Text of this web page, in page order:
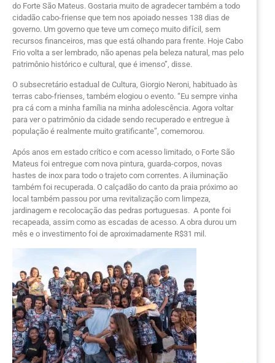
do Forte São Mateus. Gostaria muito de agradecer também a todo
cidadão cabo-friense que tem nos apoiado nesses 138 dias de
governo. Um governo que teve um começo muito difícil, sem
recursos financeiros, mas que está olhando para frente. Hoje Cabo
Frio volta a ser lembrado, não apenas pela beleza natural, mas pelo
patrimônio histórico e cultural, que é imenso”, disse.
O subsecretário estadual de Cultura, Giorgio Neroni, habituado às
terras cabo-frienses, também elogiou o evento. “Eu sempre vinha
pra cá com a minha família na minha adolescência. Agora voltar
para ver o patrimônio da cidade sendo recuperado e entregue à
população é realmente muito gratificante”, comemorou.
Após anos em estado crítico e com acesso limitado, o Forte São
Mateus foi entregue com nova pintura, guarda-corpos, novas
hastes de inox para todo o trajeto com correntes. A iluminação
também foi recuperada. O calçadão do canto da praia próximo ao
local também passou por uma revitalização com limpeza,
jardinagem e recolocação das pedras portuguesas. A ponte foi
recapeada, assim como as escadas de acesso. A obra durou um
mês e o investimento foi de aproximadamente R$31 mil.